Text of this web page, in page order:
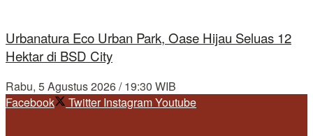
Urbanatura Eco Urban Park, Oase Hijau Seluas 12
Hektar di BSD City
Rabu, 5 Agustus 2026 / 19:30 WIB
Facebook
Twitter InstagramYoutube